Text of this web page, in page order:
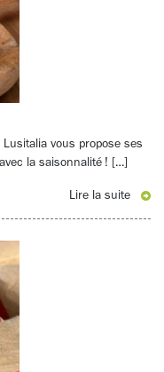
vous propose ses
la saisonnalité ! […]
Lire la suite